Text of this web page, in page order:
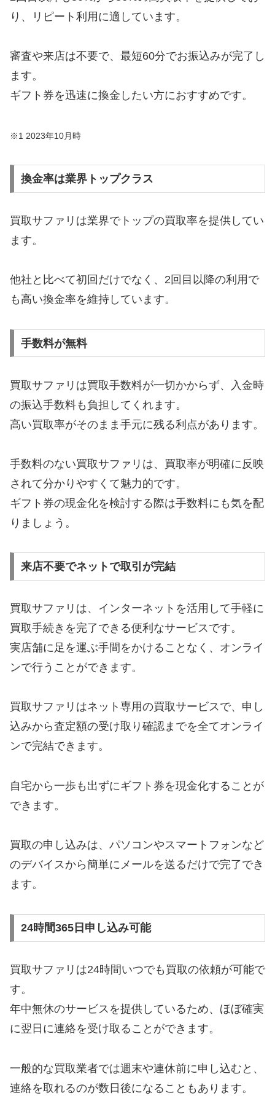
り、リピート利用に適しています。
審査や来店は不要で、最短60分でお振込みが完了し
ます。
ギフト券を迅速に換金したい方におすすめです。
※1 2023年10月時
換金率は業界トップクラス
買取サファリは業界でトップの買取率を提供してい
ます。
他社と比べて初回だけでなく、2回目以降の利用で
も高い換金率を維持しています。
手数料が無料
買取サファリは買取手数料が一切かからず、入金時
の振込手数料も負担してくれます。
高い買取率がそのまま手元に残る利点があります。
手数料のない買取サファリは、買取率が明確に反映
されて分かりやすくて魅力的です。
ギフト券の現金化を検討する際は手数料にも気を配
りましょう。
来店不要でネットで取引が完結
買取サファリは、インターネットを活用して手軽に
買取手続きを完了できる便利なサービスです。
実店舗に足を運ぶ手間をかけることなく、オンライ
ンで行うことができます。
買取サファリはネット専用の買取サービスで、申し
込みから査定額の受け取り確認までを全てオンライ
ンで完結できます。
自宅から一歩も出ずにギフト券を現金化することが
できます。
買取の申し込みは、パソコンやスマートフォンなど
のデバイスから簡単にメールを送るだけで完了でき
ます。
24時間365日申し込み可能
買取サファリは24時間いつでも買取の依頼が可能で
す。
年中無休のサービスを提供しているため、ほぼ確実
に翌日に連絡を受け取ることができます。
一般的な買取業者では週末や連休前に申し込むと、
連絡を取れるのが数日後になることもあります。